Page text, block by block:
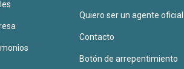
Quiero ser un agente oficial
Contacto
Botón de arrepentimiento